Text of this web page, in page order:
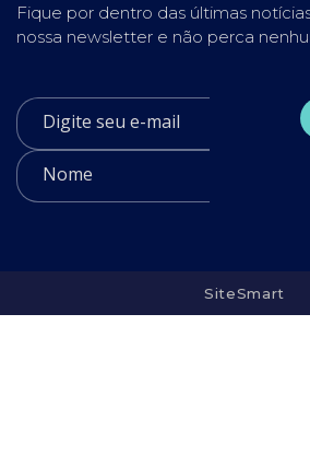
Fique por dentro das últimas
nossa newsletter e não perca
SiteSmart